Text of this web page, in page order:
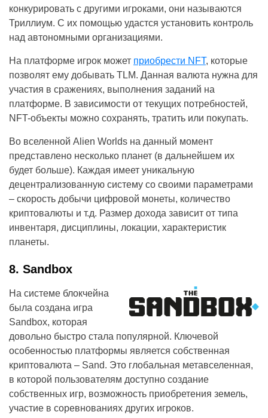
конкурировать с другими игроками, они называются
Триллиум. С их помощью удастся установить контроль
над автономными организациями.
На платформе игрок может приобрести NFT, которые
позволят ему добывать TLM. Данная валюта нужна для
участия в сражениях, выполнения заданий на
платформе. В зависимости от текущих потребностей,
NFT-объекты можно сохранять, тратить или покупать.
Во вселенной Alien Worlds на данный момент
представлено несколько планет (в дальнейшем их
будет больше). Каждая имеет уникальную
децентрализованную систему со своими параметрами
– скорость добычи цифровой монеты, количество
криптовалюты и т.д. Размер дохода зависит от типа
инвентаря, дисциплины, локации, характеристик
планеты.
8. Sandbox
На системе блокчейна
была создана игра
Sandbox, которая
довольно быстро стала популярной. Ключевой
особенностью платформы является собственная
криптовалюта – Sand. Это глобальная метавселенная,
в которой пользователям доступно создание
собственных игр, возможность приобретения земель,
участие в соревнованиях других игроков.